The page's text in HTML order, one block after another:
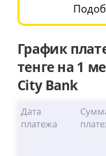
График
тенге на 1
City Bank
Дата
платежа